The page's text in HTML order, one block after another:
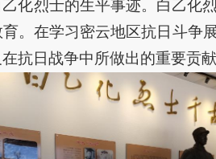
化烈士的生平事迹。白乙化
。在学习密云地区抗日斗争
抗日战争中所做出的重要贡献